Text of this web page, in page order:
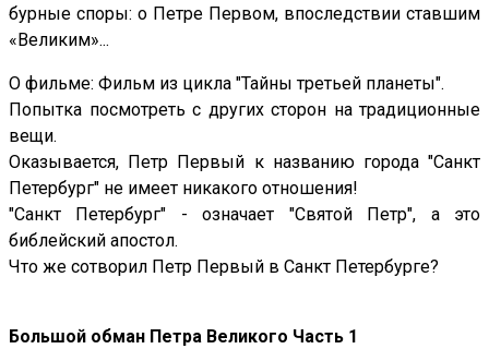
бурные споры: о Петре Первом, впоследствии ставшим
«Великим»...
О фильме: Фильм из цикла "Тайны третьей планеты".
Попытка посмотреть с других сторон на традиционные
вещи.
Оказывается, Петр Первый к названию города "Санкт
Петербург" не имеет никакого отношения!
"Санкт Петербург" - означает "Святой Петр", а это
библейский апостол.
Что же сотворил Петр Первый в Санкт Петербурге?
Большой обман Петра Великого Часть 1